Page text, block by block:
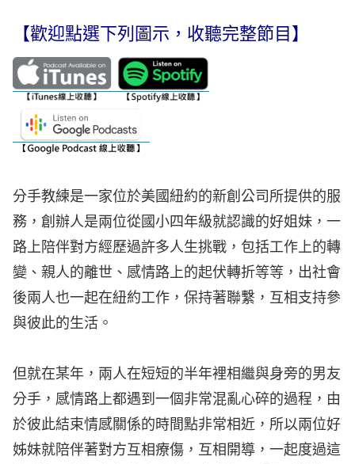
【歡迎點選下列圖示，收聽完整節目】
分手教練是一家位於美國紐約的新創公司所提供的服
務，創辦人是兩位從國小四年級就認識的好姐妹，一
路上陪伴對方經歷過許多人生挑戰，包括工作上的轉
變、親人的離世、感情路上的起伏轉折等等，出社會
後兩人也一起在紐約工作，保持著聯繫，互相支持參
與彼此的生活。
但就在某年，兩人在短短的半年裡相繼與身旁的男友
分手，感情路上都遇到一個非常混亂心碎的過程，由
於彼此結束情感關係的時間點非常相近，所以兩位好
姊妹就陪伴著對方互相療傷，互相開導，一起度過這